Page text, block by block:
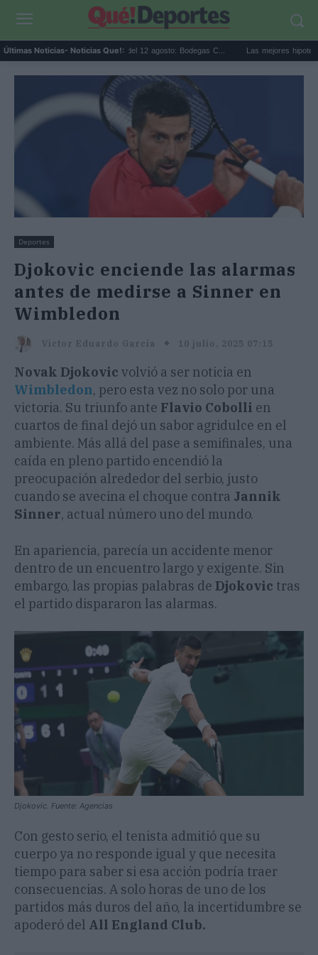
Últimas Noticias- Noticias Que!:
Eclipse solar en Cariñena del 12 agosto: Bodegas C... Las mejores hipotecas de
Deportes
Djokovic enciende las alarmas
antes de medirse a Sinner en
Wimbledon
Victor Eduardo García 10 julio, 2025 07:15
Novak Djokovic volvió a ser noticia en
Wimbledon, pero esta vez no solo por una
victoria. Su triunfo ante Flavio Cobolli en
cuartos de final dejó un sabor agridulce en el
ambiente. Más allá del pase a semifinales, una
caída en pleno partido encendió la
preocupación alrededor del serbio, justo
cuando se avecina el choque contra Jannik
Sinner, actual número uno del mundo.
En apariencia, parecía un accidente menor
dentro de un encuentro largo y exigente. Sin
embargo, las propias palabras de Djokovic tras
el partido dispararon las alarmas.
Djokovic. Fuente: Agencias
Con gesto serio, el tenista admitió que su
cuerpo ya no responde igual y que necesita
tiempo para saber si esa acción podría traer
consecuencias. A solo horas de uno de los
partidos más duros del año, la incertidumbre se
apoderó del All England Club.